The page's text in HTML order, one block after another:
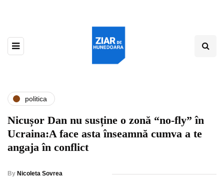
politica
Nicușor Dan nu susține o zonă “no-fly” în
Ucraina:A face asta înseamnă cumva a te
angaja în conflict
By Nicoleta Sovrea